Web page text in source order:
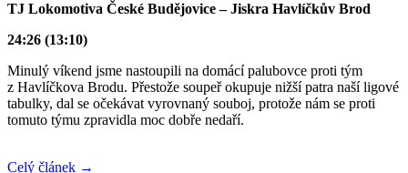
TJ Lokomotiva České Budějovice – Jiskra Havlíčkův Brod
24:26 (13:10)
Minulý víkend jsme nastoupili na domácí palubovce proti tým
z Havlíčkova Brodu. Přestože soupeř okupuje nižší patra naší ligové
tabulky, dal se očekávat vyrovnaný souboj, protože nám se proti
tomuto týmu zpravidla moc dobře nedaří.
Celý článek →